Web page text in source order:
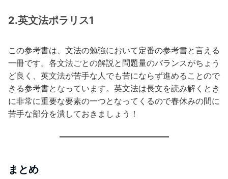
2.英文法ポラリス1
この参考書は、文法の勉強において定番の参考書と言える
一冊です。各文法ごとの解説と問題量のバランスがちょう
ど良く、英文法が苦手な人でも苦にならず進めることので
きる参考書となっています。英文法は長文を読み解くとき
に非常に重要な要素の一つとなってくるので春休みの間に
苦手な部分を潰しておきましょう！
まとめ